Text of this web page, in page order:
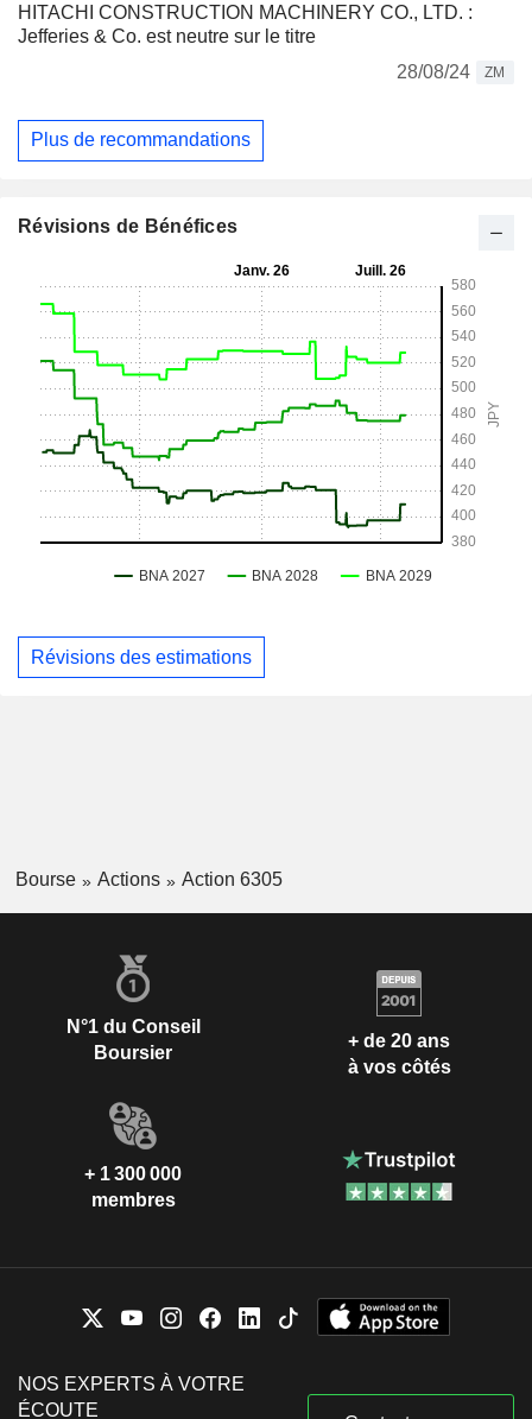
HITACHI CONSTRUCTION MACHINERY CO., LTD. :
Jefferies & Co. est neutre sur le titre
28/08/24
ZM
Plus de recommandations
Révisions de Bénéfices
Révisions des estimations
Bourse Actions Action 6305
N°1 du Conseil
Boursier
+ de 20 ans
à vos côtés
+ 1 300 000
membres
NOS EXPERTS À VOTRE
ÉCOUTE